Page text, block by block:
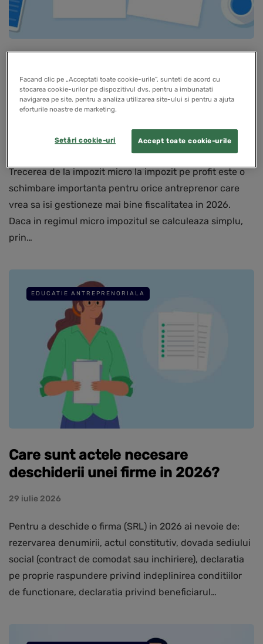
impozit pe profit – simulare fiscala,
cheltuieli deductibile si
nedeductibile 2026 (partea II)
30 iulie 2026
Trecerea de la impozit micro la impozit pe profit este o
schimbare importanta pentru orice antreprenor care
vrea sa isi gestioneze mai bine fiscalitatea in 2026.
Daca in regimul micro impozitul se calculeaza simplu,
prin…
EDUCATIE ANTREPRENORIALA
Care sunt actele necesare
deschiderii unei firme in 2026?
29 iulie 2026
Pentru a deschide o firma (SRL) in 2026 ai nevoie de:
rezervarea denumirii, actul constitutiv, dovada sediului
social (contract de comodat sau inchiriere), declaratia
pe proprie raspundere privind indeplinirea conditiilor
de functionare, declaratia privind beneficiarul…
Facand clic pe „Acceptati toate cookie-urile”, sunteti de acord cu
stocarea cookie-urilor pe dispozitivul dvs. pentru a imbunatati
navigarea pe site, pentru a analiza utilizarea site-ului si pentru a ajuta
eforturile noastre de marketing.
Accept toate cookie-urile
Setări cookie-uri